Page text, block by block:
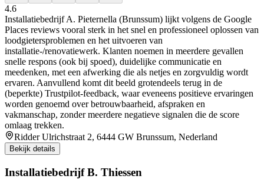
4.6
Installatiebedrijf A. Pieternella (Brunssum) lijkt volgens de Google
Places reviews vooral sterk in het snel en professioneel oplossen van
loodgietersproblemen en het uitvoeren van
installatie-/renovatiewerk. Klanten noemen in meerdere gevallen
snelle respons (ook bij spoed), duidelijke communicatie en
meedenken, met een afwerking die als netjes en zorgvuldig wordt
ervaren. Aanvullend komt dit beeld grotendeels terug in de
(beperkte) Trustpilot-feedback, waar eveneens positieve ervaringen
worden genoemd over betrouwbaarheid, afspraken en
vakmanschap, zonder meerdere negatieve signalen die de score
omlaag trekken.
Ridder Ulrichstraat 2, 6444 GW Brunssum, Nederland
Bekijk details
Installatiebedrijf B. Thiessen